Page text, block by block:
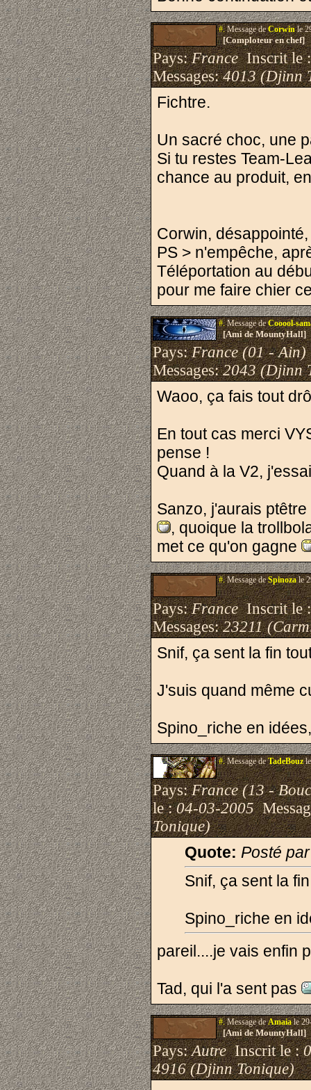
#.Message deCorwinle
[Comploteur en chef]
Pays:FranceInscrit le
Messages:4013 (Djinn
Fichtre.
Un sacré choc, une
Si tu restes Team-
chance au produit,
Corwin,
PS > n'empêche,
Téléportation au
pour me faire chier
#.Message deCooool-
[Ami de MountyHall]
Pays:France (01 - Ain)
Messages:2043 (Djinn
Waoo, ça fais tout
En tout cas merci
pense !
Quand à la V2,
Sanzo, j'aurais
, quoique la
met ce qu'on gagne
#.Message deSpinozale
Pays:FranceInscrit le
Messages:23211
Snif, ça sent la fin
J'suis quand même
Spino_riche en
#.Message deTadeBouzle
Pays:France (13 -
le :04-03-2005
Tonique)
Quote: Posté
Snif, ça sent la
Spino_riche en
pareil....je vais enfin
Tad, qui l'a sent pas
#.Message deAmaiale
[Ami de MountyHall]
Pays:AutreInscrit le :
4916 (Djinn Tonique)